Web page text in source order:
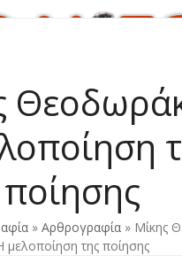
ποίησης
» Αρθρογραφία » Μίκης
μελοποίηση της ποίησης